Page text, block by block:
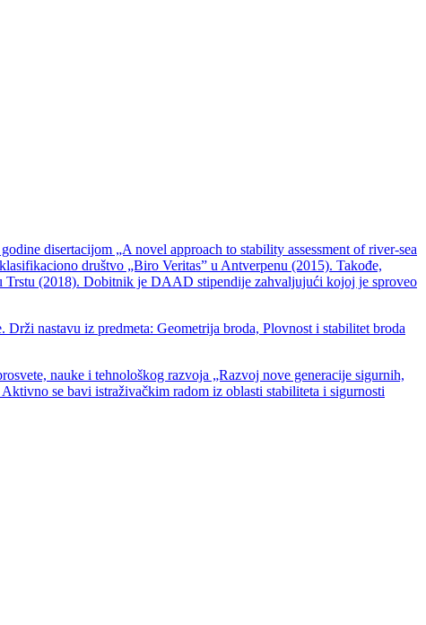
disertacijom „A novel approach to stability assessment of river-sea
društvo „Biro Veritas” u Antverpenu (2015). Takođe,
Trstu (2018). Dobitnik je DAAD stipendije zahvaljujući kojoj je sproveo
nastavu iz predmeta: Geometrija broda, Plovnost i stabilitet broda
nauke i tehnološkog razvoja „Razvoj nove generacije sigurnih,
se bavi istraživačkim radom iz oblasti stabiliteta i sigurnosti